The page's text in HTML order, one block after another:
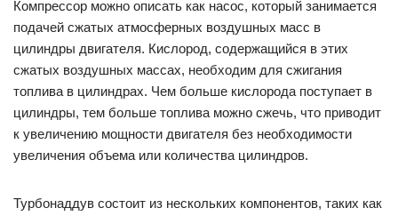
Компрессор можно описать как насос, который занимается
подачей сжатых атмосферных воздушных масс в
цилиндры двигателя. Кислород, содержащийся в этих
сжатых воздушных массах, необходим для сжигания
топлива в цилиндрах. Чем больше кислорода поступает в
цилиндры, тем больше топлива можно сжечь, что приводит
к увеличению мощности двигателя без необходимости
увеличения объема или количества цилиндров.
Турбонаддув состоит из нескольких компонентов, таких как